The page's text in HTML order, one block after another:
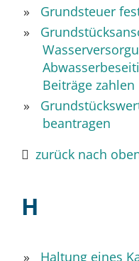
Grundsteuer
Beiträge zahlen
beantragen
zurück nach
H
Haltung eines